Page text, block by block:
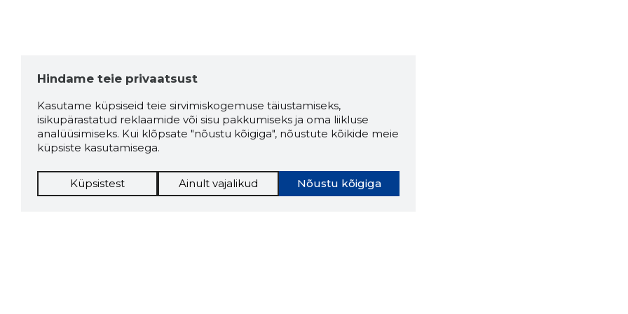
Hindame teie privaatsust
Kasutame küpsiseid teie sirvimiskogemuse täiustamiseks,
isikupärastatud reklaamide või sisu pakkumiseks ja oma liikluse
analüüsimiseks. Kui klõpsate "nõustu kõigiga", nõustute kõikide meie
küpsiste kasutamisega.
Nõustu kõigiga
Küpsistest Ainult vajalikud